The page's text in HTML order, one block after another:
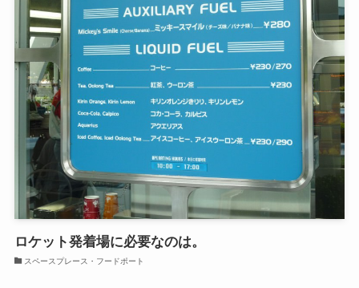
ロケット発着場に必要なのは。
スペースプレース・フードポート